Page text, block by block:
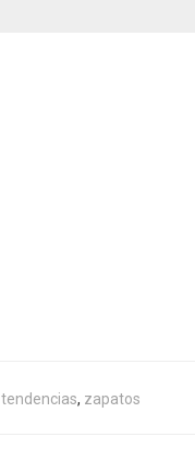
tendencias, zapatos